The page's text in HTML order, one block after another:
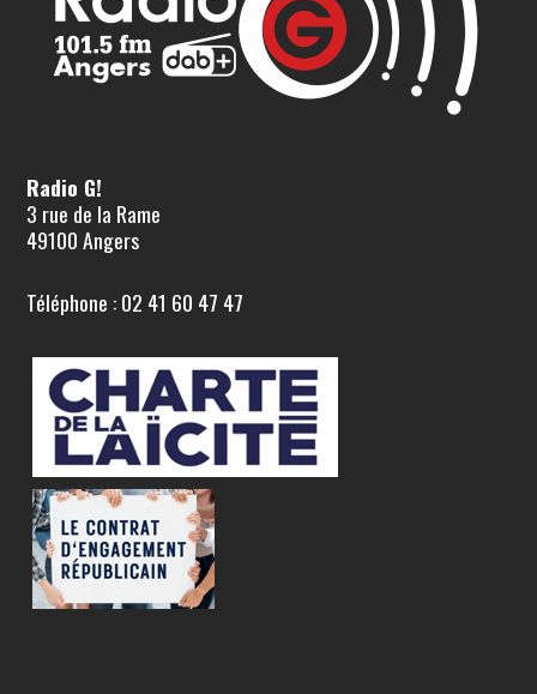
Radio G!
3 rue de la Rame
49100 Angers
Téléphone : 02 41 60 47 47